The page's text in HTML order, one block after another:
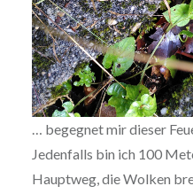
… begegnet mir dieser
Jedenfalls bin ich 100
Hauptweg, die Wolken